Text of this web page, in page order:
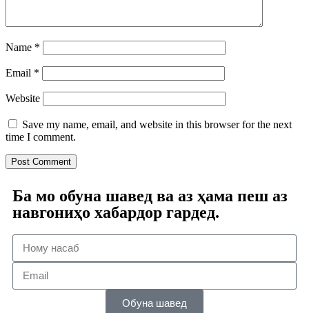
Name *
Email *
Website
Save my name, email, and website in this browser for the next
time I comment.
Ба мо обуна шавед ва аз ҳама пеш аз
навгониҳо хабардор гардед.
Обуна шавед